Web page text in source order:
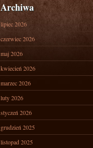
Archiwa
lipiec 2026
czerwiec 2026
maj 2026
kwiecień 2026
marzec 2026
luty 2026
styczeń 2026
grudzień 2025
listopad 2025